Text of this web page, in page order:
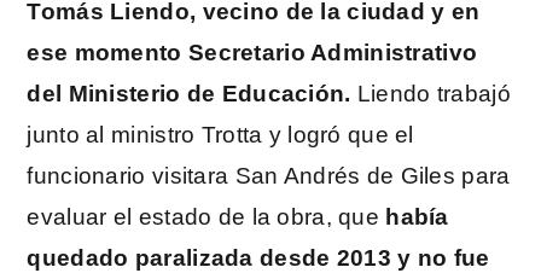
Tomás Liendo, vecino de la ciudad y en
ese momento Secretario Administrativo
del Ministerio de Educación. Liendo trabajó
junto al ministro Trotta y logró que el
funcionario visitara San Andrés de Giles para
evaluar el estado de la obra, que había
quedado paralizada desde 2013 y no fue